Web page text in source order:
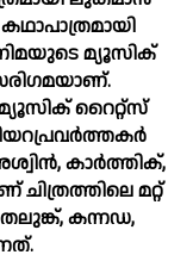
മ്യൂസിക്
റൈറ്റ്സ്
കാര്‍ത്തിക്,
മറ്റ്
കന്നഡ,